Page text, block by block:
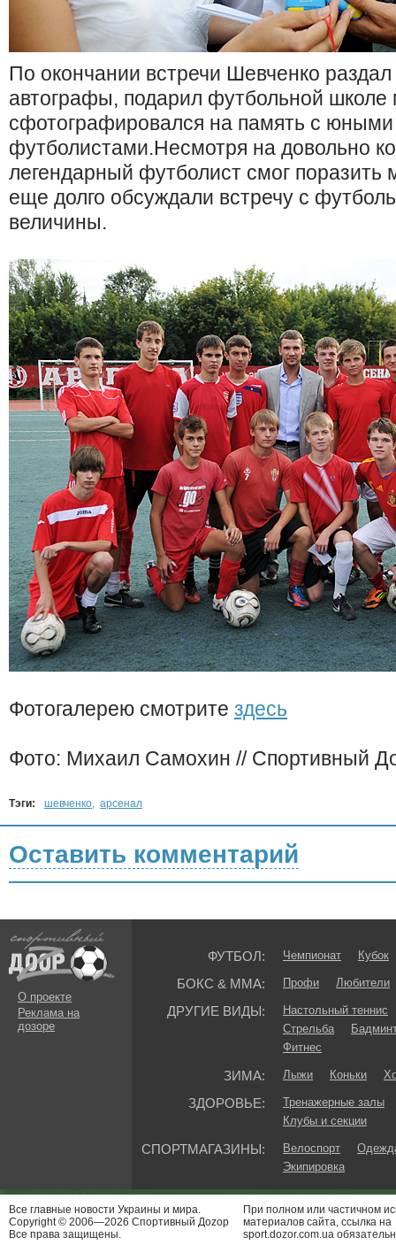
По окончании встречи Шевченко
автографы, подарил футбольной школе
сфотографировался на память с юными
футболистами.Несмотря на довольно
легендарный футболист смог поразить
еще долго обсуждали встречу с
величины.
Фотогалерею смотрите здесь
Фото: Михаил Самохин // Спортивный
Тэги: шевченко, арсенал
Оставить комментарий
О проекте
Реклама на
дозоре
ФУТБОЛ: Чемпионат Кубок
БОКС & ММА: Профи Любители
ДРУГИЕ ВИДЫ:
Настольный теннис
Стрельба
Фитнес
ЗИМА: Лыжи Коньки
ЗДОРОВЬЕ:
Тренажерные залы
Клубы и секции
СПОРТМАГАЗИНЫ: Велоспорт
Экипировка
Все главные новости Украины и мира.
Copyright © 2006—2026 Спортивный Доzор
Все права защищены.
При полном или частичном
материалов сайта, ссылка на
sport.dozor.com.ua